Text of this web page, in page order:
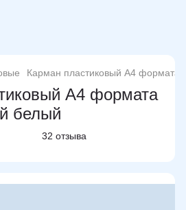
Карман пластиковый А4 формата
А4 формата
белый
32 отзыва